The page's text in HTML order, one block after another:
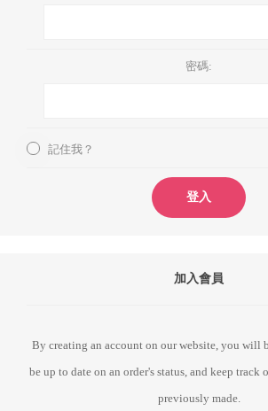
密碼:
記住我？
登入
加入會員
By creating an account on our website, you will
be up to date on an order's status, and keep track
previously made.